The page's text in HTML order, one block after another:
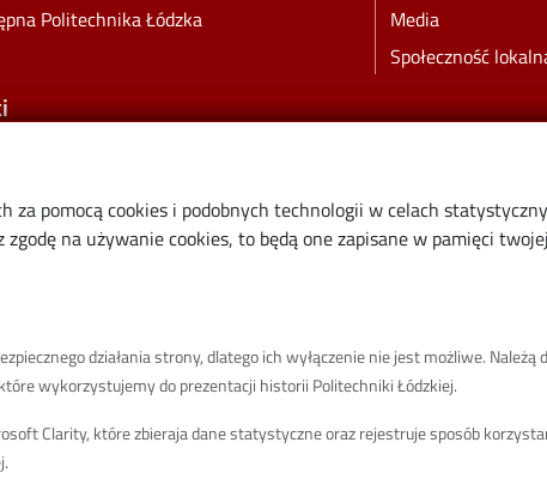
pomocą cookies i podobnych technologii w celach
na używanie cookies, to będą one zapisane w pamięci
działania strony, dlatego ich wyłączenie nie jest możliwe.
wykorzystujemy do prezentacji historii Politechniki Łódzkiej.
Clarity, które zbieraja dane statystyczne oraz rejestruje sposób
Politechnika Łódzka
Media
Społeczność
PŁ
naukowe w PŁ
RODO
prywatności
dostępności cyfrowej
o PŁ w Polskim Języku Migowym